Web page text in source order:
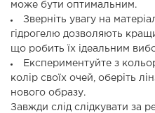
може бути оптимальним.
Зверніть увагу на
гідрогелю дозволяють
що робить їх ідеальним
Експериментуйте з
колір своїх очей, оберіть
нового образу.
Завжди слід слідкувати за